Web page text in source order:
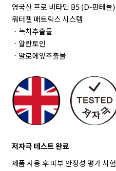
영국산 프로 비타민 B5 (D-판테놀)
워터젤 매트릭스 시스템
ㆍ녹차추출물
ㆍ알란토인
ㆍ알로에잎추출물
저자극 테스트 완료
제품 사용 후 피부 안정성 평가 시험